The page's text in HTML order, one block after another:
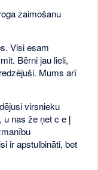
zaimošanu
Visi esam
Bērni jau lieli,
Mums arī
virsnieku
u nas že ņet c e ļ
ir apstulbināti, bet